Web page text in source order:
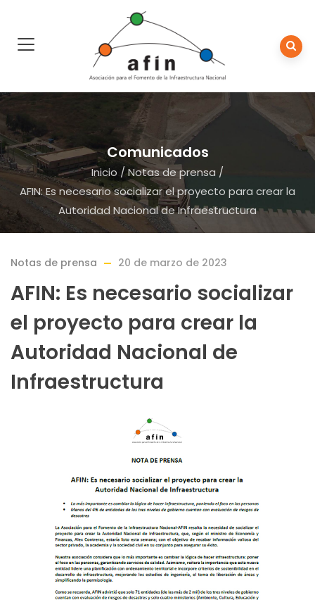
Comunicados
Inicio /Notas de prensa /
AFIN: Es necesario socializar el proyecto para crear la
Autoridad Nacional de Infraestructura
Notas de prensa 20 de marzo de 2023
AFIN: Es necesario socializar
el proyecto para crear la
Autoridad Nacional de
Infraestructura